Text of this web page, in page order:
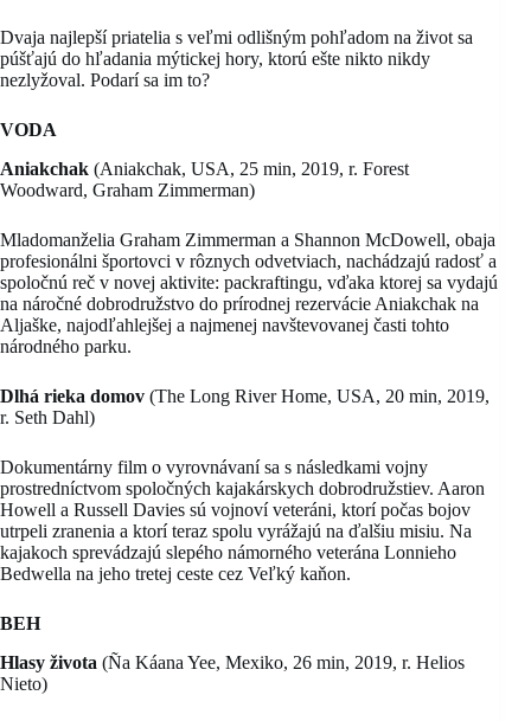
Dvaja najlepší priatelia s veľmi odlišným pohľadom na život sa
púšťajú do hľadania mýtickej hory, ktorú ešte nikto nikdy
nezlyžoval. Podarí sa im to?
VODA
Aniakchak (Aniakchak, USA, 25 min, 2019, r. Forest
Woodward, Graham Zimmerman)
Mladomanželia Graham Zimmerman a Shannon McDowell, obaja
profesionálni športovci v rôznych odvetviach, nachádzajú radosť a
spoločnú reč v novej aktivite: packraftingu, vďaka ktorej sa vydajú
na náročné dobrodružstvo do prírodnej rezervácie Aniakchak na
Aljaške, najodľahlejšej a najmenej navštevovanej časti tohto
národného parku.
Dlhá rieka domov (The Long River Home, USA, 20 min, 2019,
r. Seth Dahl)
Dokumentárny film o vyrovnávaní sa s následkami vojny
prostredníctvom spoločných kajakárskych dobrodružstiev. Aaron
Howell a Russell Davies sú vojnoví veteráni, ktorí počas bojov
utrpeli zranenia a ktorí teraz spolu vyrážajú na ďalšiu misiu. Na
kajakoch sprevádzajú slepého námorného veterána Lonnieho
Bedwella na jeho tretej ceste cez Veľký kaňon.
BEH
Hlasy života (Ña Káana Yee, Mexiko, 26 min, 2019, r. Helios
Nieto)